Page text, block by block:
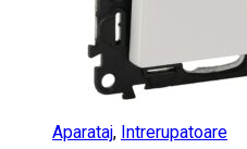
Aparataj, Intrerupatoare